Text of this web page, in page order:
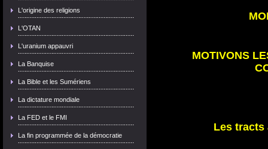
L'origine des religions
L'OTAN
L'uranium appauvri
La Banquise
La Bible et les Sumériens
La dictature mondiale
La FED et le FMI
La fin programmée de la démocratie
MOTIVONS
Les tracts